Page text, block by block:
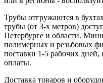
Трубы отгружаются в
трубы (от 3-х метров)
Петербурге и области.
полимерных и резьбовых
поставки 1-5 рабочих
оплаты.
Доставка товаров и